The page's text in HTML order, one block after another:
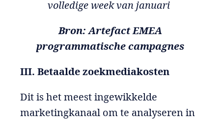
volledige week van januari
Bron: Artefact EMEA
programmatische campagnes
III. Betaalde zoekmediakosten
Dit is het meest ingewikkelde
marketingkanaal om te analyseren in